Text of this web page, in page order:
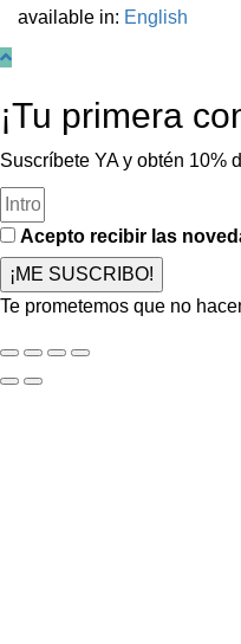
available in: English
¡Tu primera
Suscríbete YA y obtén 10%
Acepto recibir las
¡ME SUSCRIBO!
Te prometemos que no